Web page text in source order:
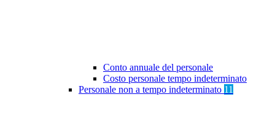
Conto annuale del personale
Costo personale tempo indeterminato
Personale non a tempo indeterminato 11